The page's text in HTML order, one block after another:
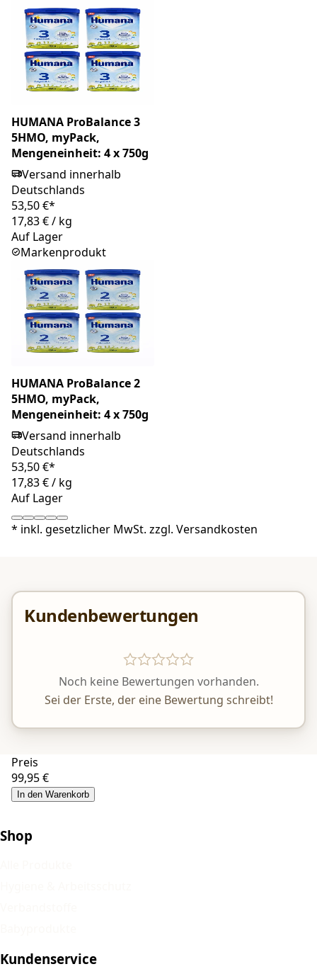
HUMANA ProBalance 3
5HMO, myPack,
Mengeneinheit: 4 x 750g
Versand innerhalb
Deutschlands
53,50 €*
17,83 €/ kg
Auf Lager
Markenprodukt
HUMANA ProBalance 2
5HMO, myPack,
Mengeneinheit: 4 x 750g
Versand innerhalb
Deutschlands
53,50 €*
17,83 €/ kg
Auf Lager
* inkl. gesetzlicher MwSt. zzgl. Versandkosten
Kundenbewertungen
Noch keine Bewertungen vorhanden.
Sei der Erste, der eine Bewertung schreibt!
Preis
99,95 €
In den Warenkorb
Shop
Kundenservice